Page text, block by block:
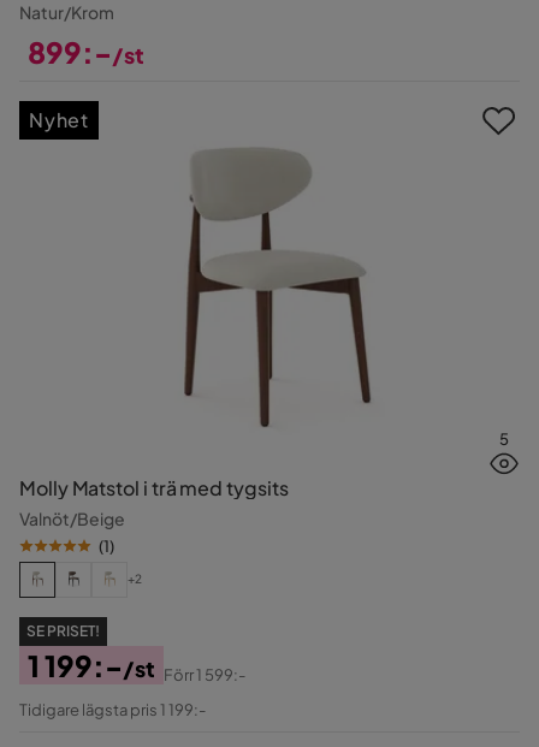
Natur/Krom
899:-/st
5
Molly Matstol i trä med tygsits
Valnöt/Beige
(1)
+2
SE PRISET!
Pris
1 199:-/st
Original
Förr1 599:-
Tidigare lägsta pris 1 199:-
Nyhet